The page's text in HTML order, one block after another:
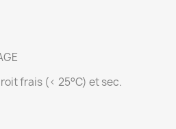
frais (< 25°C) et sec.